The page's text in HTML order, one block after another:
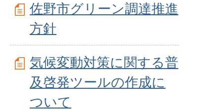
佐野市グリーン調達推進
方針
気候変動対策に関する普
及啓発ツールの作成に
ついて